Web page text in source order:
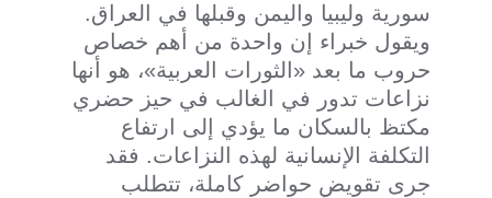
سورية وليبيا واليمن وقبلها في العراق.
ويقول خبراء إن واحدة من أهم خصاص
حروب ما بعد «الثورات العربية»، هو أنها
نزاعات تدور في الغالب في حيز حضري
مكتظ بالسكان ما يؤدي إلى ارتفاع
التكلفة الإنسانية لهذه النزاعات. فقد
جرى تقويض حواضر كاملة، تتطلب